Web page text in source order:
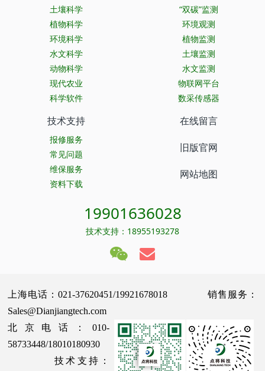
土壤科学
植物科学
环境科学
水文科学
动物科学
现代农业
科学软件
“双碳”监测
环境观测
植物监测
土壤监测
水文监测
物联网平台
数采传感器
技术支持
报修服务
常见问题
维保服务
资料下载
在线留言
旧版官网
网站地图
19901636028
技术支持：18955193278
上海电话：021-37620451/19921678018 销售服务：
Sales@Dianjiangtech.com
北京电话：010-
58733448/18010180930
技术支持：